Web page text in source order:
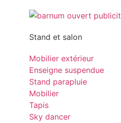
Stand et salon
Mobilier extérieur
Enseigne suspendue
Stand parapluie
Mobilier
Tapis
Sky dancer